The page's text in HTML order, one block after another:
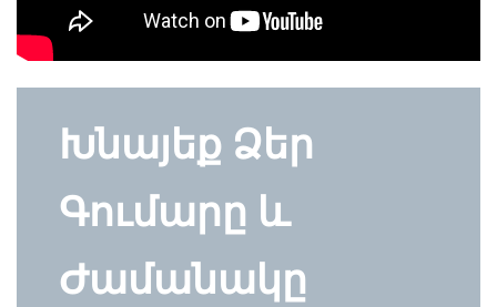
Խնայեք Ձեր
Գումարը և
Ժամանակը